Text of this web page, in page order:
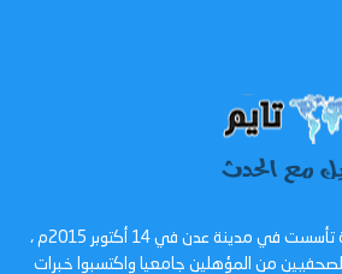
عدن تايم - صحيفة الكترونية تأسست في مدينة عدن في 14 أكتوبر 2015م ،
من المؤهلين جامعيا واكتسبوا خبرات